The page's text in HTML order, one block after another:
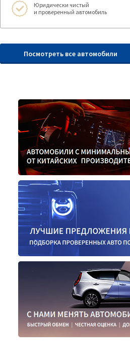
Юридически чистый
и проверенный автомобиль
Посмотреть все автомобили